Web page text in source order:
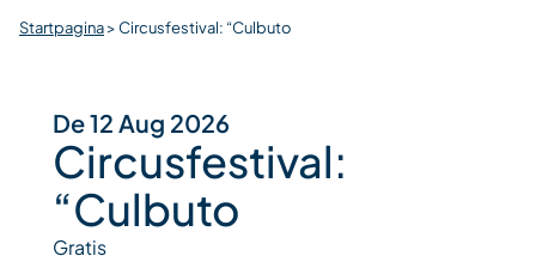
Startpagina>Circusfestival: “Culbuto
De 12 Aug 2026
Circusfestival:
“Culbuto
Gratis